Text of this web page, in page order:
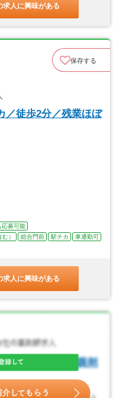
求人に興味がある
保存する
／徒歩2分／残業ほぼ
応募可能
） 総合門前 駅チカ
車通勤可
求人に興味がある